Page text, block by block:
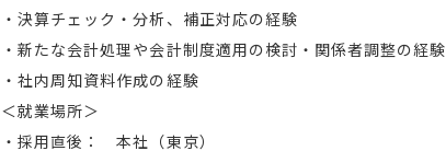
・決算チェック・分析、補正対応の経験
・新たな会計処理や会計制度適用の検討・関係者調整の経験
・社内周知資料作成の経験
＜就業場所＞
・採用直後： 本社（東京）